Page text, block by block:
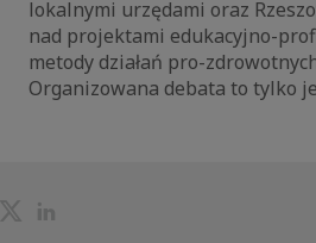
lokalnymi urzędami oraz
nad projektami edukacyjno-
metody działań pro-
Organizowana debata to tylko
ShareShare